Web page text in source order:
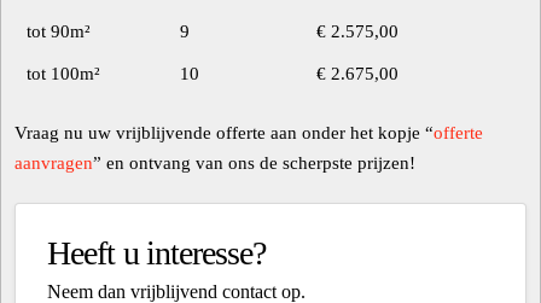
tot 90m² 9 € 2.575,00
tot 100m² 10 € 2.675,00
Vraag nu uw vrijblijvende offerte aan onder het kopje “offerte
aanvragen” en ontvang van ons de scherpste prijzen!
Heeft u interesse?
Neem dan vrijblijvend contact op.